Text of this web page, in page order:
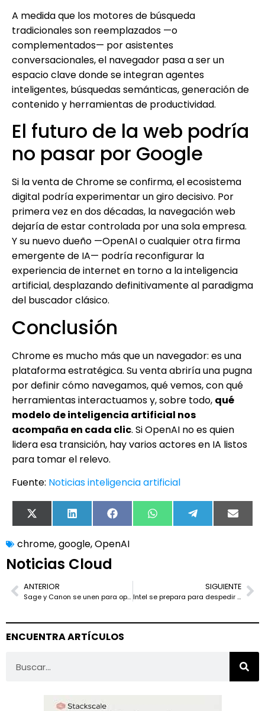
A medida que los motores de búsqueda
tradicionales son reemplazados —o
complementados— por asistentes
conversacionales, el navegador pasa a ser un
espacio clave donde se integran agentes
inteligentes, búsquedas semánticas, generación de
contenido y herramientas de productividad.
El futuro de la web podría
no pasar por Google
Si la venta de Chrome se confirma, el ecosistema
digital podría experimentar un giro decisivo. Por
primera vez en dos décadas, la navegación web
dejaría de estar controlada por una sola empresa.
Y su nuevo dueño —OpenAI o cualquier otra firma
emergente de IA— podría reconfigurar la
experiencia de internet en torno a la inteligencia
artificial, desplazando definitivamente al paradigma
del buscador clásico.
Conclusión
Chrome es mucho más que un navegador: es una
plataforma estratégica. Su venta abriría una pugna
por definir cómo navegamos, qué vemos, con qué
herramientas interactuamos y, sobre todo, qué
modelo de inteligencia artificial nos
acompaña en cada clic. Si OpenAI no es quien
lidera esa transición, hay varios actores en IA listos
para tomar el relevo.
Fuente: Noticias inteligencia artificial
X
(Twitter)
LinkedIn FacebookWhatsApp TelegramEmail
chrome,google,OpenAI
Noticias Cloud
ANTERIOR
Sage y Canon se unen para optimizar la gestión documental en Sage 200 y Sage X3
SIGUIENTE
Intel se prepara para despedir a 21.000 empleados: el mayor recorte desde su crisis postpandemia
ENCUENTRA ARTÍCULOS